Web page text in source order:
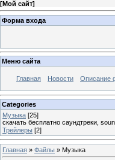
[Мой сайт]
Форма входа
Меню сайта
Главная Новости Описание
Categories
Музыка [25]
скачать бесплатно саундтреки,
Трейлеры [2]
Главная » Файлы » Музыка